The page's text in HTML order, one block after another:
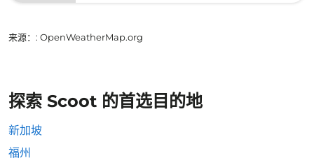
来源： : OpenWeatherMap.org
探索 Scoot 的首选目的地
新加坡
福州